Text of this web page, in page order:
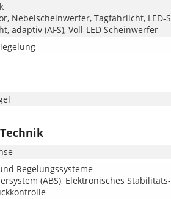
Nebelscheinwerfer, Tagfahrlicht,
adaptiv (AFS), Voll-LED Scheinwerfer
Regelungssysteme
(ABS), Elektronisches